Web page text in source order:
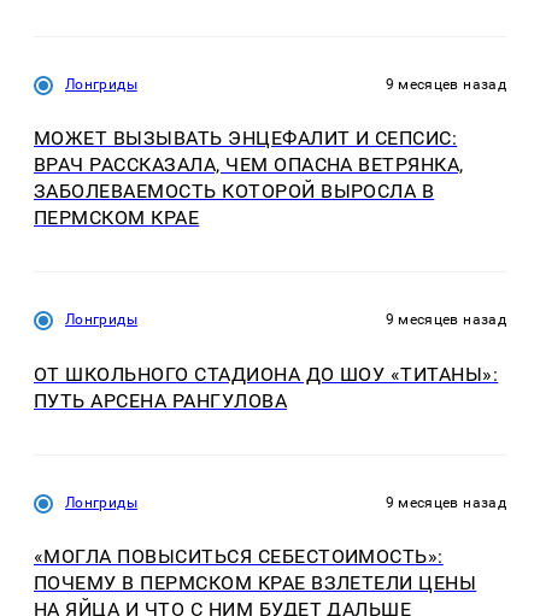
Лонгриды 9 месяцев назад
МОЖЕТ ВЫЗЫВАТЬ ЭНЦЕФАЛИТ И СЕПСИС:
ВРАЧ РАССКАЗАЛА, ЧЕМ ОПАСНА ВЕТРЯНКА,
ЗАБОЛЕВАЕМОСТЬ КОТОРОЙ ВЫРОСЛА В
ПЕРМСКОМ КРАЕ
Лонгриды 9 месяцев назад
ОТ ШКОЛЬНОГО СТАДИОНА ДО ШОУ «ТИТАНЫ»:
ПУТЬ АРСЕНА РАНГУЛОВА
Лонгриды 9 месяцев назад
«МОГЛА ПОВЫСИТЬСЯ СЕБЕСТОИМОСТЬ»:
ПОЧЕМУ В ПЕРМСКОМ КРАЕ ВЗЛЕТЕЛИ ЦЕНЫ
НА ЯЙЦА И ЧТО С НИМ БУДЕТ ДАЛЬШЕ